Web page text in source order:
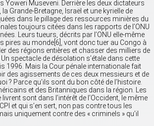
Yoweri Museveni. Derrière les deux dictateurs
Grande-Bretagne, Israël et une kyrielle de
dans le pillage des ressources minières du
toujours citées dans les rapports de l’ONU
Leurs tueurs, décrits par l’ONU elle-même
pires au monde[6], vont donc tuer au Congo à
des régions entières et chasser des milliers de
spectacle de désolation s’étale dans cette
1996. Mais la Cour pénale internationale fait
des agissements de ces deux messieurs et de
? Parce qu’ils sont du bon côté de l’histoire.
et des Britanniques dans la région. Les
sont dans l’intérêt de l’Occident, le même
et qui s’en sert, non pas contre tous les
uniquement contre des « criminels » qu’il